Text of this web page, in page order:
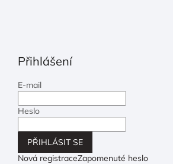
Přihlášení
E-mail
Heslo
PŘIHLÁSIT SE
Nová registraceZapomenuté heslo